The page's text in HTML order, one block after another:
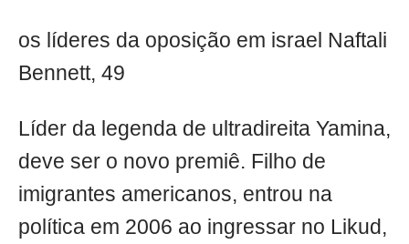
os líderes da oposição em israel Naftali
Bennett, 49
Líder da legenda de ultradireita Yamina,
deve ser o novo premiê. Filho de
imigrantes americanos, entrou na
política em 2006 ao ingressar no Likud,